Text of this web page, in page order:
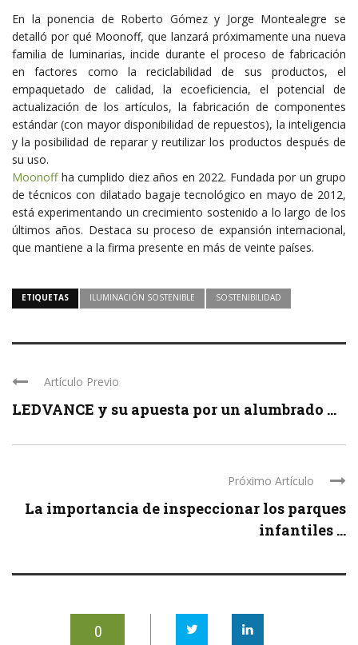
En la ponencia de Roberto Gómez y Jorge Montealegre se
detalló por qué Moonoff, que lanzará próximamente una nueva
familia de luminarias, incide durante el proceso de fabricación
en factores como la reciclabilidad de sus productos, el
empaquetado de calidad, la ecoeficiencia, el potencial de
actualización de los artículos, la fabricación de componentes
estándar (con mayor disponibilidad de repuestos), la inteligencia
y la posibilidad de reparar y reutilizar los productos después de
su uso.
Moonoffha cumplido diez años en 2022. Fundada por un grupo
de técnicos con dilatado bagaje tecnológico en mayo de 2012,
está experimentando un crecimiento sostenido a lo largo de los
últimos años. Destaca su proceso de expansión internacional,
que mantiene a la firma presente en más de veinte países.
ETIQUETAS ILUMINACIÓN SOSTENIBLE SOSTENIBILIDAD
Artículo Previo
LEDVANCE y su apuesta por un alumbrado ...
Próximo Artículo
La importancia de inspeccionar los parques
infantiles ...
0